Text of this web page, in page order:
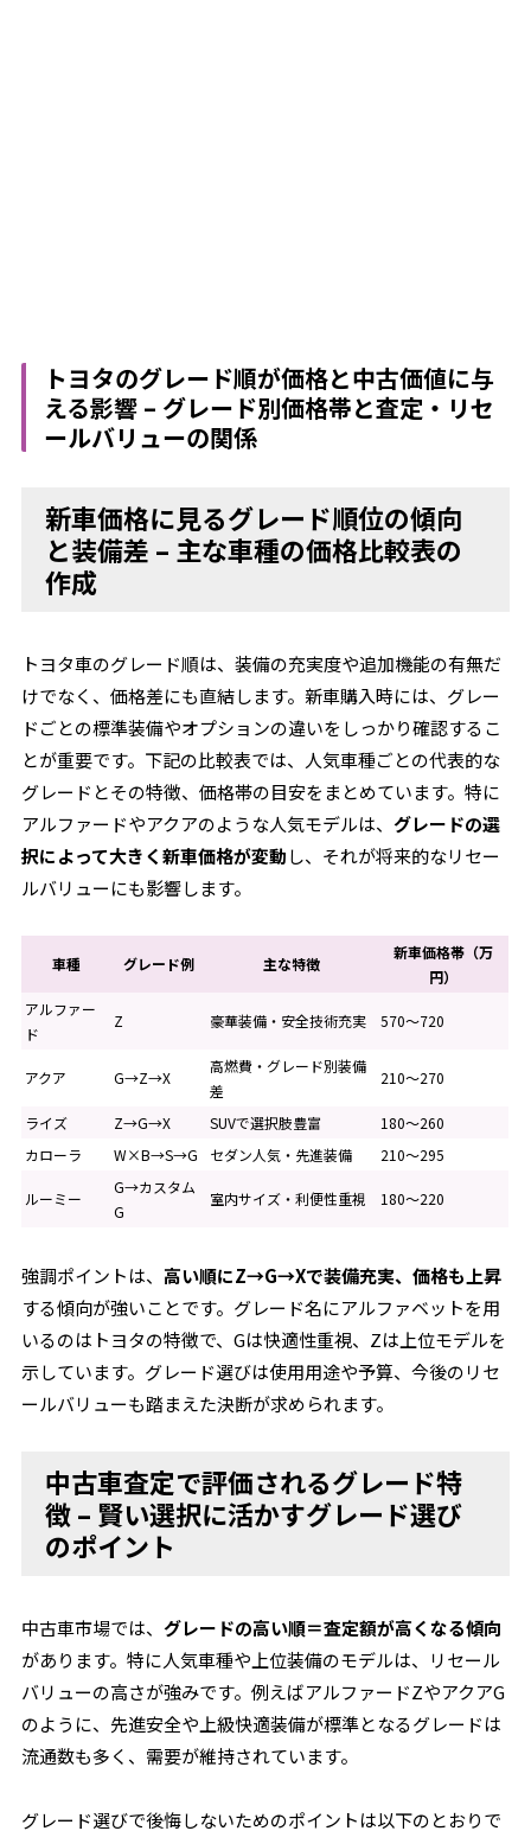
トヨタのグレード順が価格と中古価値に与
える影響 – グレード別価格帯と査定・リセ
ールバリューの関係
新車価格に見るグレード順位の傾向
と装備差 – 主な車種の価格比較表の
作成
トヨタ車のグレード順は、装備の充実度や追加機能の有無だ
けでなく、価格差にも直結します。新車購入時には、グレー
ドごとの標準装備やオプションの違いをしっかり確認するこ
とが重要です。下記の比較表では、人気車種ごとの代表的な
グレードとその特徴、価格帯の目安をまとめています。特に
アルファードやアクアのような人気モデルは、グレードの選
択によって大きく新車価格が変動し、それが将来的なリセー
ルバリューにも影響します。
車種 グレード例 主な特徴
新車価格帯（万
円）
アルファー
ド
Z 豪華装備・安全技術充実 570〜720
アクア G→Z→X
高燃費・グレード別装備
差
210〜270
ライズ Z→G→X SUVで選択肢豊富
180〜260
カローラ
W×B→S→G セダン人気・先進装備 210〜295
ルーミー
G→カスタム
G
室内サイズ・利便性重視 180〜220
強調ポイントは、 高い順にZ→G→Xで装備充実、価格も上昇
する傾向が強いことです。グレード名にアルファベットを用
いるのはトヨタの特徴で、Gは快適性重視、Zは上位モデルを
示しています。グレード選びは使用用途や予算、今後のリセ
ールバリューも踏まえた決断が求められます。
中古車査定で評価されるグレード特
徴 – 賢い選択に活かすグレード選び
のポイント
中古車市場では、グレードの高い順＝査定額が高くなる傾向
があります。特に人気車種や上位装備のモデルは、リセール
バリューの高さが強みです。例えばアルファードZやアクアG
のように、先進安全や上級快適装備が標準となるグレードは
流通数も多く、需要が維持されています。
グレード選びで後悔しないためのポイントは以下のとおりで